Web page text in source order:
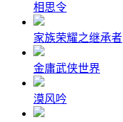
相思令
家族荣耀之继承者
金庸武侠世界
漠风吟